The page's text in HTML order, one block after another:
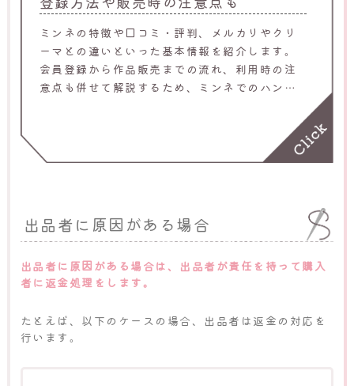
ミンネの特徴や口コミ・評判、メルカリやクリ
ーマとの違いといった基本情報を紹介します。
会員登録から作品販売までの流れ、利用時の注
意点も併せて解説するため、ミンネでのハンド
出品者に原因がある場合
出品者に原因がある場合は、出品者が責任を持って購入
者に返金処理をします。
たとえば、以下のケースの場合、出品者は返金の対応を
行います。